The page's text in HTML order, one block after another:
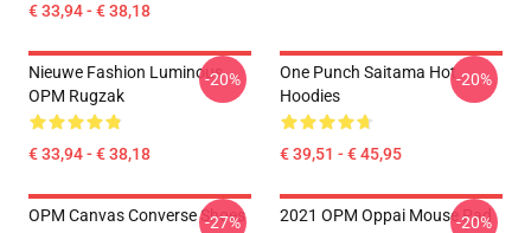
€ 33,94 - € 38,18
Nieuwe Fashion Luminous
OPM Rugzak
€ 33,94 - € 38,18
-20%
One Punch Saitama Hot
Hoodies
€ 39,51 - € 45,95
-20%
OPM Canvas Converse Shoes
-27% 2021 OPM Oppai Mouse Pad
-20%